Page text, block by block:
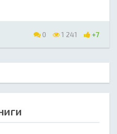
0 1 241 +7